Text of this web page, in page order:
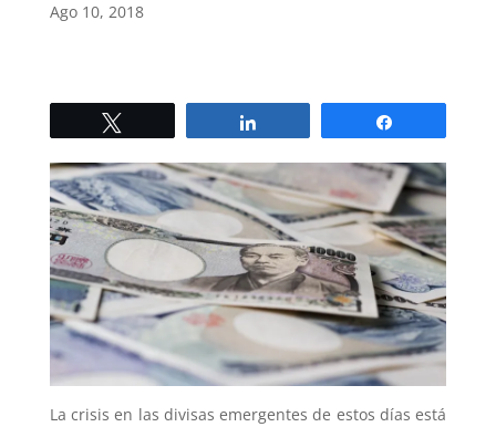
Ago 10, 2018
La crisis en las divisas emergentes de estos días está